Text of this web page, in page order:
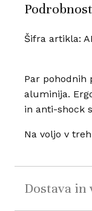
Šifra artikla:
Par pohodnih
aluminija.
in anti-shock
Na voljo v
Dostava in